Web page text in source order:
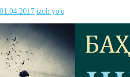
01.04.2017 izoh yo'q